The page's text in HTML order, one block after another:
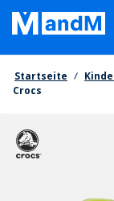
Skip
main
content
Primary
Startseite
Crocs